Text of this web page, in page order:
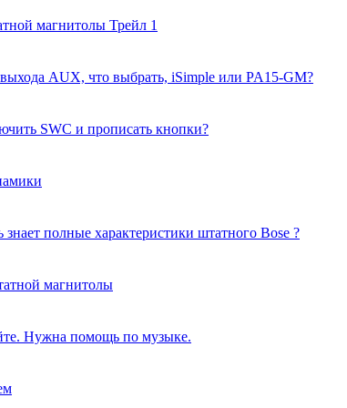
магнитолы Трейл 1
выхода AUX, что выбрать, iSimple или PA15-GM?
SWC и прописать кнопки?
знает полные характеристики штатного Bose ?
магнитолы
Нужна помощь по музыке.